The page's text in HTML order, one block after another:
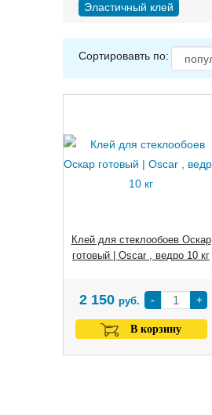
Эластичный клей
Сортировавть по:
Клей для стеклообоев Оскар
готовый | Oscar , ведро 10 кг
- +
2 150 руб.
В корзину